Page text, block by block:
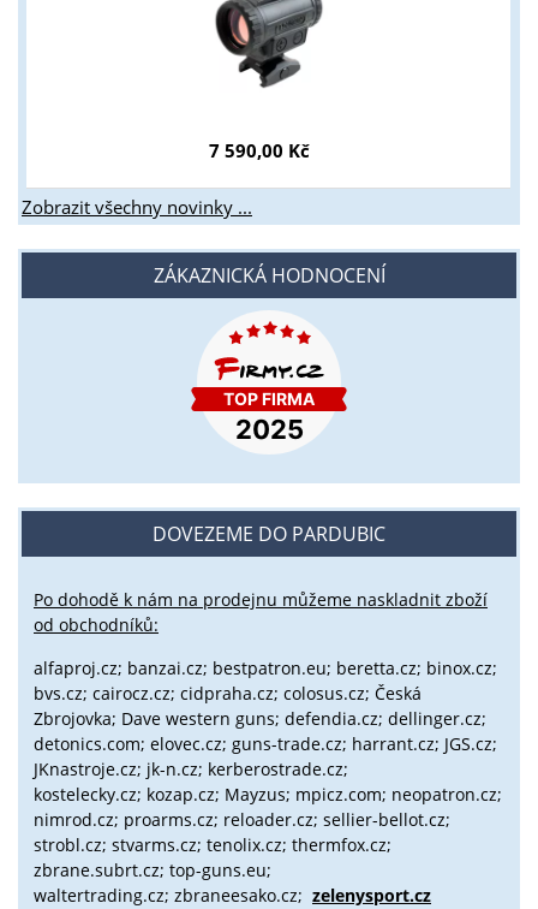
7 590,00 Kč
Zobrazit všechny novinky ...
ZÁKAZNICKÁ HODNOCENÍ
DOVEZEME DO PARDUBIC
Po dohodě k nám na prodejnu můžeme naskladnit zboží
od obchodníků:
alfaproj.cz; banzai.cz; bestpatron.eu; beretta.cz; binox.cz;
bvs.cz; cairocz.cz; cidpraha.cz; colosus.cz; Česká
Zbrojovka; Dave western guns; defendia.cz; dellinger.cz;
detonics.com; elovec.cz; guns-trade.cz; harrant.cz; JGS.cz;
JKnastroje.cz; jk-n.cz; kerberostrade.cz;
kostelecky.cz; kozap.cz; Mayzus; mpicz.com; neopatron.cz;
nimrod.cz; proarms.cz; reloader.cz; sellier-bellot.cz;
strobl.cz; stvarms.cz; tenolix.cz; thermfox.cz;
zbrane.subrt.cz; top-guns.eu;
waltertrading.cz; zbraneesako.cz; zelenysport.cz